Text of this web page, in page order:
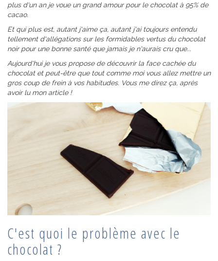
plus d'un an je voue un grand amour pour le chocolat à 95% de
cacao.
Et qui plus est, autant j'aime ça, autant j'ai toujours entendu
tellement d'allégations sur les formidables vertus du chocolat
noir pour une bonne santé que jamais je n'aurais cru que...
Aujourd'hui je vous propose de découvrir la face cachée du
chocolat et peut-être que tout comme moi vous allez mettre un
gros coup de frein à vos habitudes. Vous me direz ça, après
avoir lu mon article !
C'est quoi le problème avec le
chocolat ?